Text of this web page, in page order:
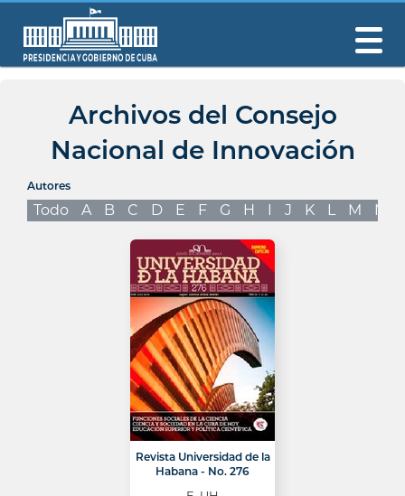
Archivos del Consejo
Nacional de Innovación
Autores
Todo A B C D E F G H I J K L M N
Revista Universidad de la
Habana - No. 276